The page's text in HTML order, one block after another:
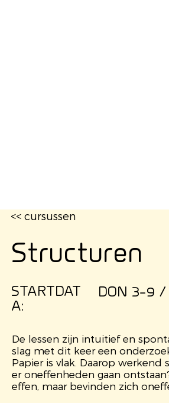
De lessen zijn intuitief en
slag met dit keer een
Papier is vlak. Daarop
er oneffenheden gaan
effen, maar bevinden zich
DON 3-9
STARTDAT
A:
Structuren
<< cursussen